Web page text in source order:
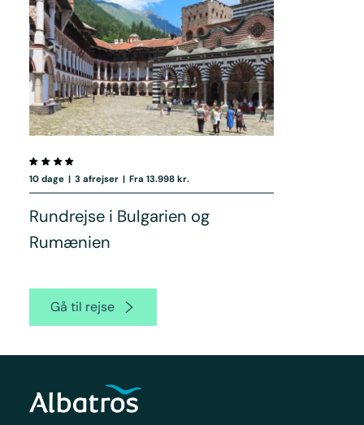
10 dage | 3 afrejser | Fra 13.998 kr.
Rundrejse i Bulgarien og
Rumænien
Gå til rejse